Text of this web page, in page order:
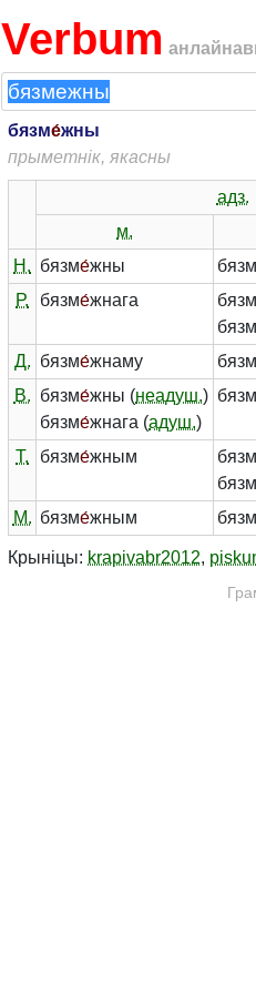
Verbum
бязме́жны
прыметнік, якасны
адз.
м.
Н. бязме́жны
Р.
бязме́жнага
Д. бязме́жнаму
В. бязме́жны (неадуш.)
бязме́жнага (адуш.)
Т.
бязме́жным
М. бязме́жным
Крыніцы: krapivabr2012,